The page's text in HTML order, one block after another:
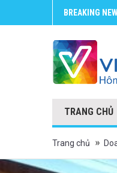
BREAKING
TRANG CHỦ
Trang chủ